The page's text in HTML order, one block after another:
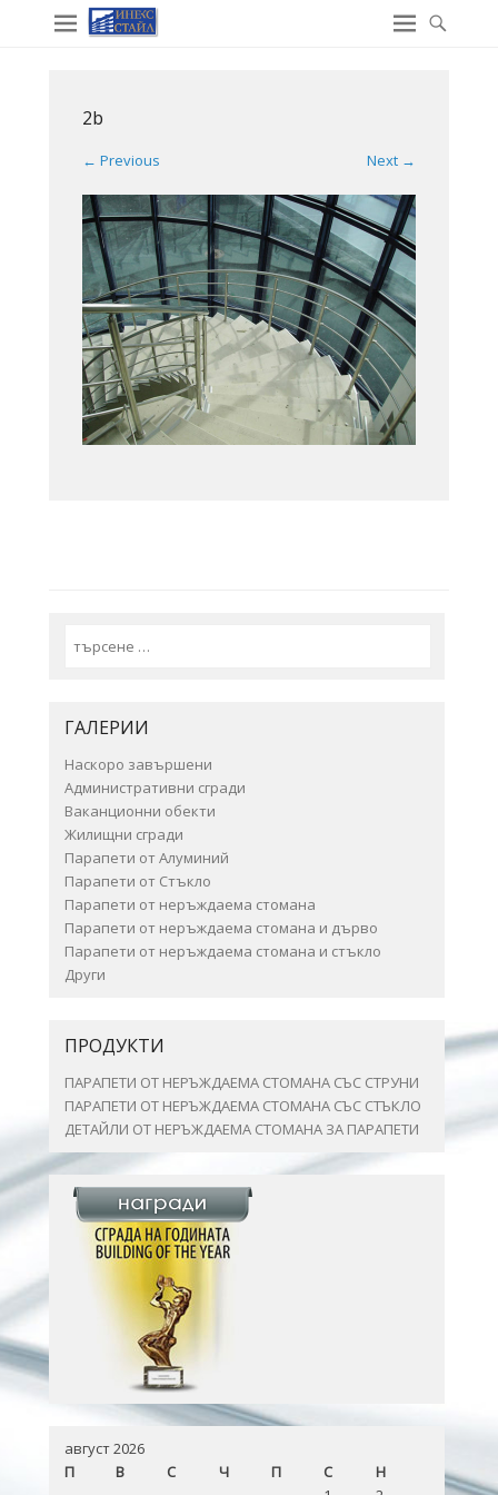
2b
← Previous Next →
ГАЛЕРИИ
Наскоро завършени
Административни сгради
Ваканционни обекти
Жилищни сгради
Парапети от Алуминий
Парапети от Стъкло
Парапети от неръждаема стомана
Парапети от неръждаема стомана и дърво
Парапети от неръждаема стомана и стъкло
Други
ПРОДУКТИ
ПАРАПЕТИ ОТ НЕРЪЖДАЕМА СТОМАНА СЪС СТРУНИ
ПАРАПЕТИ ОТ НЕРЪЖДАЕМА СТОМАНА СЪС СТЪКЛО
ДЕТАЙЛИ ОТ НЕРЪЖДАЕМА СТОМАНА ЗА ПАРАПЕТИ
август 2026
П
В С Ч П С
Н